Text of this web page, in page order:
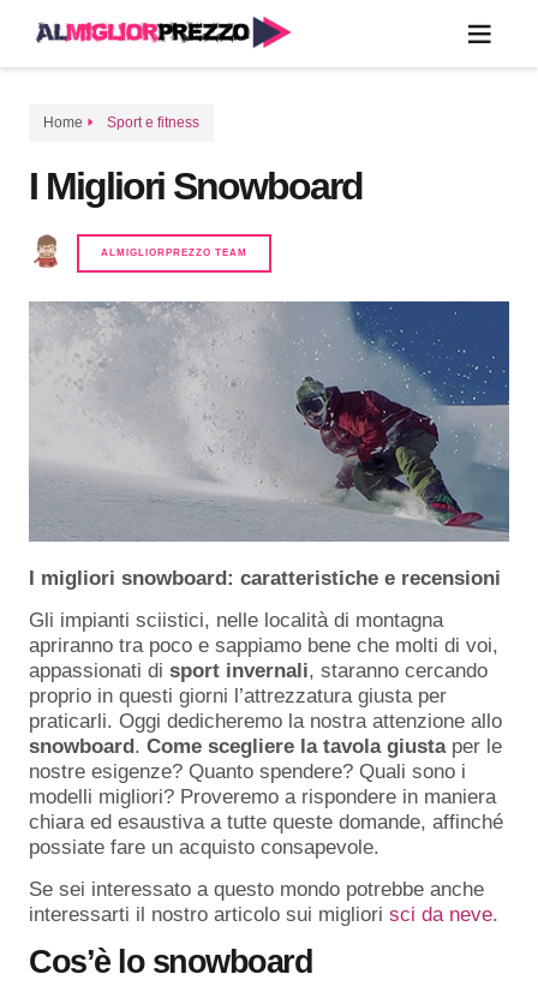
Home Sport e fitness
I Migliori Snowboard
ALMIGLIORPREZZO TEAM
I migliori snowboard: caratteristiche e recensioni
Gli impianti sciistici, nelle località di montagna
apriranno tra poco e sappiamo bene che molti di voi,
appassionati di sport invernali, staranno cercando
proprio in questi giorni l’attrezzatura giusta per
praticarli. Oggi dedicheremo la nostra attenzione allo
snowboard. Come scegliere la tavola giusta per le
nostre esigenze? Quanto spendere? Quali sono i
modelli migliori? Proveremo a rispondere in maniera
chiara ed esaustiva a tutte queste domande, affinché
possiate fare un acquisto consapevole.
Se sei interessato a questo mondo potrebbe anche
interessarti il nostro articolo sui migliori sci da neve.
Cos’è lo snowboard